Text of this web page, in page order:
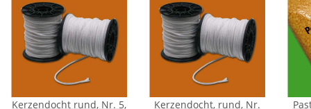
Kerzendocht rund, Nr. 5,
Kerzendocht, rund, Nr.